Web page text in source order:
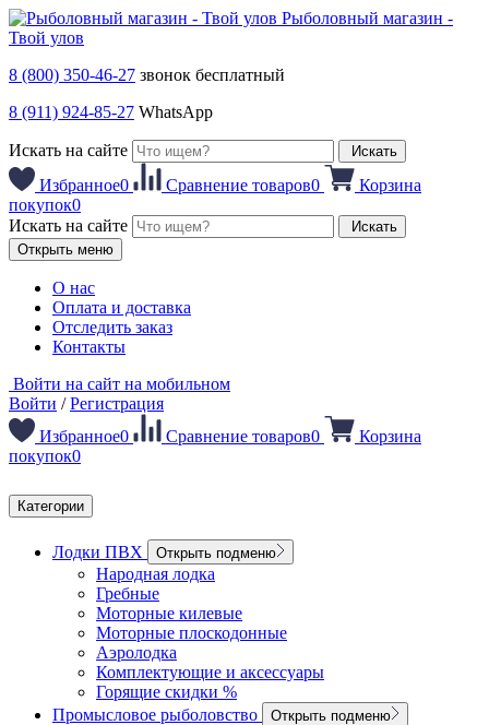
Рыболовный магазин -
Твой улов
8 (800) 350-46-27 звонок бесплатный
8 (911) 924-85-27 WhatsApp
Искать на сайте Искать
Избранное0 Сравнение товаров0
Корзина
покупок0
Искать на сайте
Искать
Открыть меню
О нас
Оплата и доставка
Отследить заказ
Контакты
Войти на сайт на мобильном
Войти /Регистрация
Избранное0 Сравнение товаров0
Корзина
покупок0
Категории
Лодки ПВХ Открыть подменю
Народная лодка
Гребные
Моторные килевые
Моторные плоскодонные
Аэролодка
Комплектующие и аксессуары
Горящие скидки %
Промысловое рыболовство
Открыть подменю